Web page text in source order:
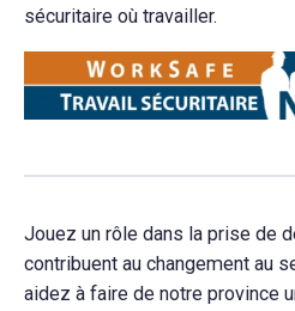
sécuritaire où travailler.
Jouez un rôle dans la prise de
contribuent au changement au
aidez à faire de notre province